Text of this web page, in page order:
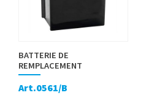
BATTERIE DE
REMPLACEMENT
Art.0561/B